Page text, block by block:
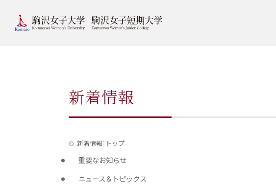
新着情報
新着情報：トップ
重要なお知らせ
ニュース＆トピックス